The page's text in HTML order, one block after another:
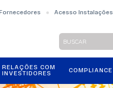
Fornecedores Acesso Instalações
RELAÇÕES COM
INVESTIDORES
COMPLIANCE